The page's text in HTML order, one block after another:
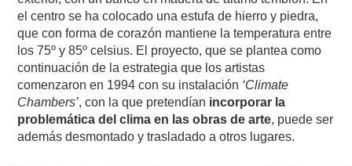
el centro se ha colocado una estufa de hierro y piedra,
que con forma de corazón mantiene la temperatura entre
los 75º y 85º celsius. El proyecto, que se plantea como
continuación de la estrategia que los artistas
comenzaron en 1994 con su instalación ‘Climate
Chambers’, con la que pretendían incorporar la
problemática del clima en las obras de arte, puede ser
además desmontado y trasladado a otros lugares.